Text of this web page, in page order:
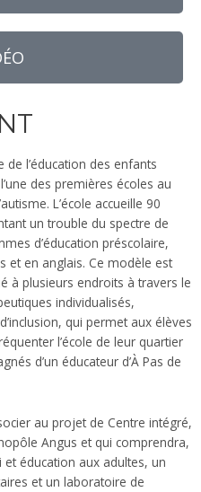
de l’éducation des enfants
des premières écoles au
L’école accueille 90
un trouble du spectre de
d’éducation préscolaire,
et en anglais. Ce modèle est
à plusieurs endroits à travers le
individualisés,
qui permet aux élèves
l’école de leur quartier
d’un éducateur d’À Pas de
au projet de Centre intégré,
Angus et qui comprendra,
et éducation aux adultes, un
et un laboratoire de